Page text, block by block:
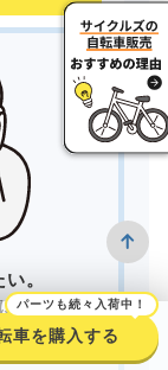
。
パーツも続々入荷中！
車を購入する